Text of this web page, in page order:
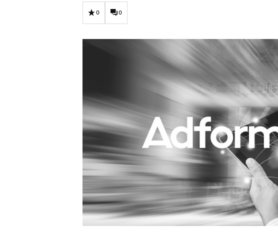
Interne communicatie
Martech
0 0